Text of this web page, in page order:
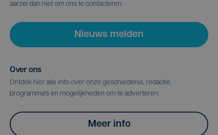
aarzel dan niet om ons te contacteren.
Nieuws melden
Over ons
Ontdek hier alle info over onze geschiedenis, redactie,
programma's en mogelijkheden om te adverteren.
Meer info